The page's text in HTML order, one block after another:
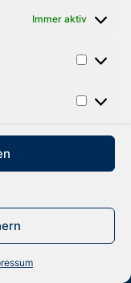
Immer aktiv